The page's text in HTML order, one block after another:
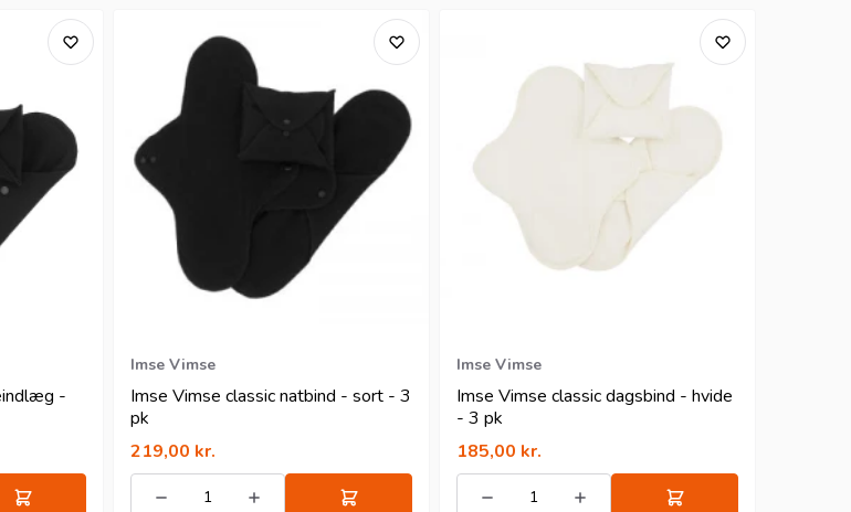
-
Imse Vimse
Imse Vimse classic natbind - sort - 3
pk
219,00 kr.
Imse Vimse
Imse Vimse classic dagsbind - hvide
- 3 pk
185,00 kr.